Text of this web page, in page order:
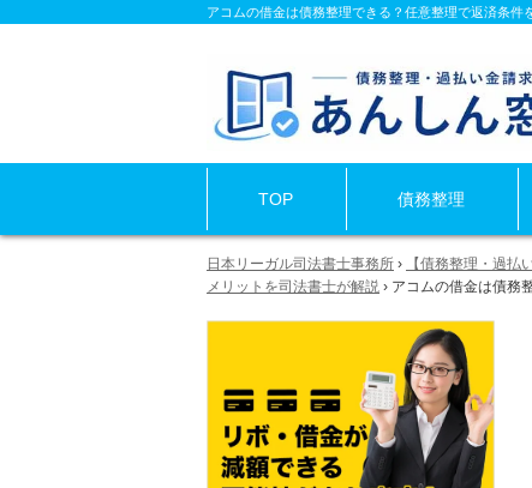
アコムの借金は債務整理できる？任意整理で返済条
TOP 債務整理
日本リーガル司法書士事務所 › 【債務整理・過
メリットを司法書士が解説 › アコムの借金は債務